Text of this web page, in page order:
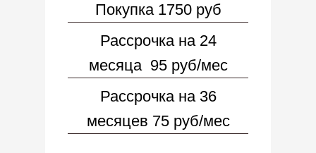
Покупка 1750 руб
Рассрочка на 24
месяца 95 руб/мес
Рассрочка на 36
месяцев 75 руб/мес